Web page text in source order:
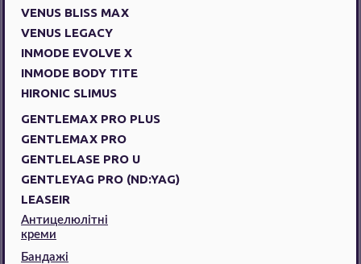
VENUS BLISS MAX
VENUS LEGACY
INMODE EVOLVE X
INMODE BODY TITE
HIRONIC SLIMUS
GENTLEMAX PRO PLUS
GENTLEMAX PRO
GENTLELASE PRO U
GENTLEYAG PRO (ND:YAG)
LEASEIR
Антицелюлітні
креми
Бандажі